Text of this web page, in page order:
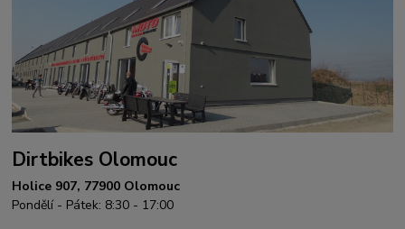
Dirtbikes Olomouc
Holice 907, 77900 Olomouc
Pondělí - Pátek: 8:30 - 17:00